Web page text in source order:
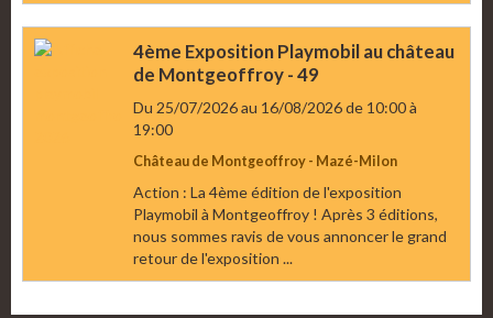
4ème Exposition Playmobil au château
de Montgeoffroy - 49
Du 25/07/2026au 16/08/2026de 10:00à
19:00
Château de Montgeoffroy - Mazé-Milon
Action : La 4ème édition de l'exposition
Playmobil à Montgeoffroy ! Après 3 éditions,
nous sommes ravis de vous annoncer le grand
retour de l'exposition ...